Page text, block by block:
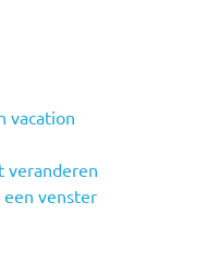
vacation
veranderen
venster